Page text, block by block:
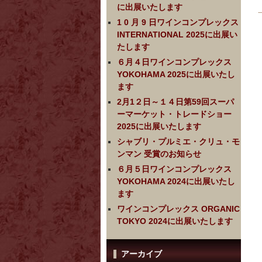
に出展いたします
1 0 月 9 日ワインコンプレックス
INTERNATIONAL 2025に出展い
たします
６月４日ワインコンプレックス
YOKOHAMA 2025に出展いたし
ます
2月1２日～１４日第59回スーパ
ーマーケット・トレードショー
2025に出展いたします
シャブリ・プルミエ・クリュ・モ
ンマン 受賞のお知らせ
６月５日ワインコンプレックス
YOKOHAMA 2024に出展いたし
ます
ワインコンプレックス ORGANIC
TOKYO 2024に出展いたします
アーカイブ